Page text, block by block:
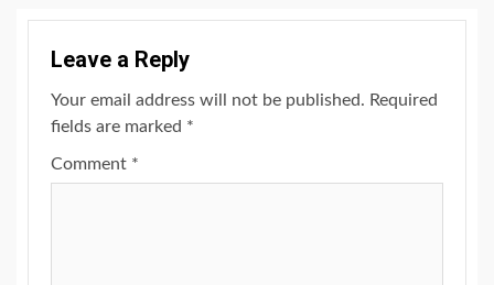
Leave a Reply
Your email address will not be published. Required
fields are marked *
Comment *